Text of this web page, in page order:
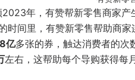
2023年，有赞帮新零售商家
时间里，有赞新零售帮助商家
8亿多张的券，触达消费者的次
左右，这帮助每个导购获得每